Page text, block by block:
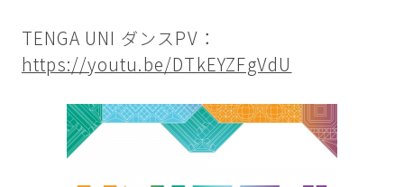
TENGA UNI ダンスPV：
https://youtu.be/DTkEYZFgVdU